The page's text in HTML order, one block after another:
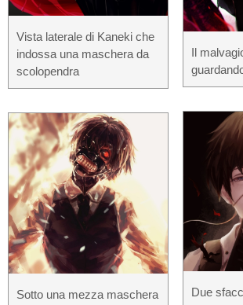
Vista laterale di Kaneki che
indossa una maschera da
scolopendra
Sotto una mezza maschera
Il
Due